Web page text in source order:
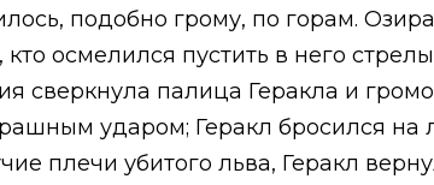
подобно грому, по горам.
осмелился пустить в него
сверкнула палица Геракла и
ударом; Геракл бросился на
плечи убитого льва, Геракл